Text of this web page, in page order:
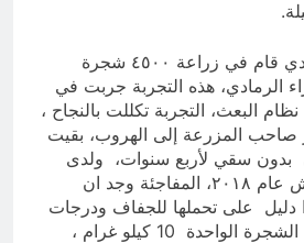
مواطن من اهل الرمادي قام في زراعة ٤٥٠٠ شجرة
هذه التجربة جربت في
نظام البعث، التجربة تكللت بالنجاح ،
المزرعة إلى الهروب، بقيت
بدون سقي لأربع سنوات، ولدى
عودته بعد هزيمة داعش عام ٢٠١٨، المفاجئة وجد ان
دليل على تحملها للجفاف ودرجات
الحرارة العالية و إنتاج الشجرة الواحدة 10 كيلو غرام ،